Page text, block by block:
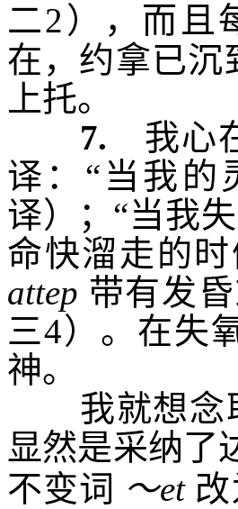
二2 ），而且
在，约拿已沉
上托。
7.
我心
译：“当我的
译）；“当我
命快溜走的
attep 带有发
三4）。在失
神。
我就想念
显然是采纳了
不变词 ～et 改